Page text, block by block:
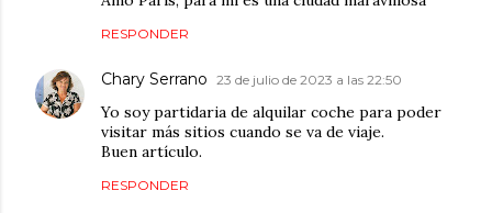
RESPONDER
Chary Serrano 23 de julio de 2023 a las 22:50
Yo soy partidaria de alquilar coche para poder
visitar más sitios cuando se va de viaje.
Buen artículo.
RESPONDER